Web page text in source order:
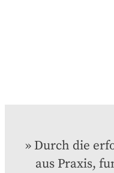
Durch die
aus Praxis,